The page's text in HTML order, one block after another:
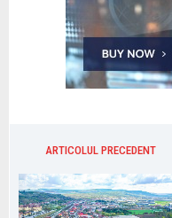
ARTICOLUL PRECEDENT